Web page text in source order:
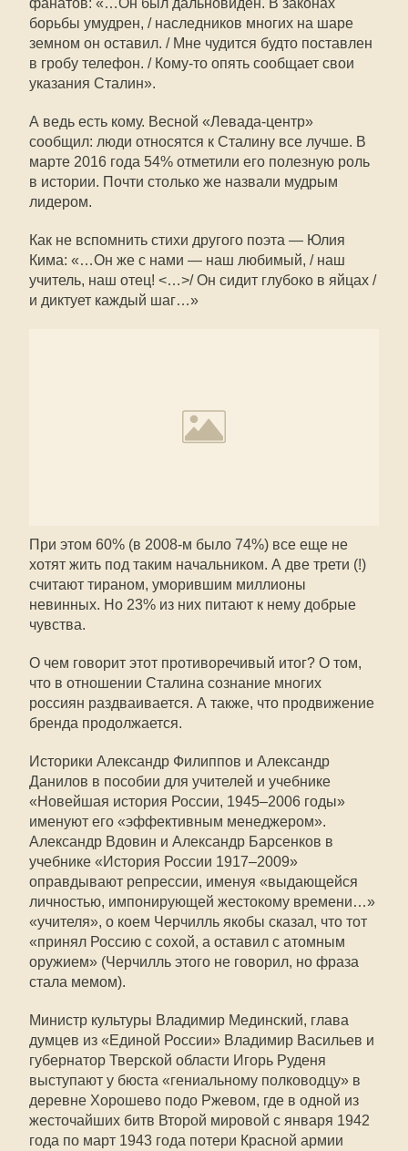
фанатов: «…Он был дальновиден. В законах
борьбы умудрен, / наследников многих на шаре
земном он оставил. / Мне чудится будто поставлен
в гробу телефон. / Кому-то опять сообщает свои
указания Сталин».
А ведь есть кому. Весной «Левада-центр»
сообщил: люди относятся к Сталину все лучше. В
марте 2016 года 54% отметили его полезную роль
в истории. Почти столько же назвали мудрым
лидером.
Как не вспомнить стихи другого поэта — Юлия
Кима: «…Он же с нами — наш любимый, / наш
учитель, наш отец! <…>/ Он сидит глубоко в яйцах /
и диктует каждый шаг…»
При этом 60% (в 2008-м было 74%) все еще не
хотят жить под таким начальником. А две трети (!)
считают тираном, уморившим миллионы
невинных. Но 23% из них питают к нему добрые
чувства.
О чем говорит этот противоречивый итог? О том,
что в отношении Сталина сознание многих
россиян раздваивается. А также, что продвижение
бренда продолжается.
Историки Александр Филиппов и Александр
Данилов в пособии для учителей и учебнике
«Новейшая история России, 1945–2006 годы»
именуют его «эффективным менеджером».
Александр Вдовин и Александр Барсенков в
учебнике «История России 1917–2009»
оправдывают репрессии, именуя «выдающейся
личностью, импонирующей жестокому времени…»
«учителя», о коем Черчилль якобы сказал, что тот
«принял Россию с сохой, а оставил с атомным
оружием» (Черчилль этого не говорил, но фраза
стала мемом).
Министр культуры Владимир Мединский, глава
думцев из «Единой России» Владимир Васильев и
губернатор Тверской области Игорь Руденя
выступают у бюста «гениальному полководцу» в
деревне Хорошево подо Ржевом, где в одной из
жесточайших битв Второй мировой с января 1942
года по март 1943 года потери Красной армии